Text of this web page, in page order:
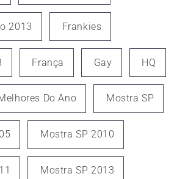
2013 Frankies
França Gay HQ
Do Ano Mostra SP
Mostra SP 2010
Mostra SP 2013